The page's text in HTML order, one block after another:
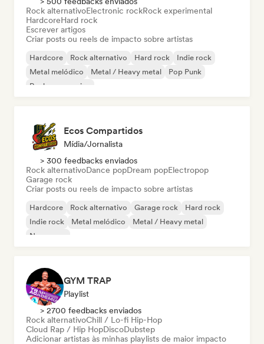
Rock alternativoElectronic rockRock experimental
HardcoreHard rock
Escrever artigos
Criar posts ou reels de impacto sobre artistas
Hardcore Rock alternativo Hard rock
Indie rock
Metal melódico
Metal / Heavy metal
Pop Punk
Rock progressivo
Ecos Compartidos
Mídia/Jornalista
> 300 feedbacks enviados
Rock alternativoDance popDream popElectropop
Garage rock
Criar posts ou reels de impacto sobre artistas
Hardcore Rock alternativo Garage rock
Hard rock
Indie rock
Metal melódico
Metal / Heavy metal
New wave
GYM TRAP
Playlist
> 2700 feedbacks enviados
Rock alternativoChill / Lo-fi Hip-Hop
Cloud Rap / Hip HopDiscoDubstep
Adicionar artistas às minhas playlists de maior impacto